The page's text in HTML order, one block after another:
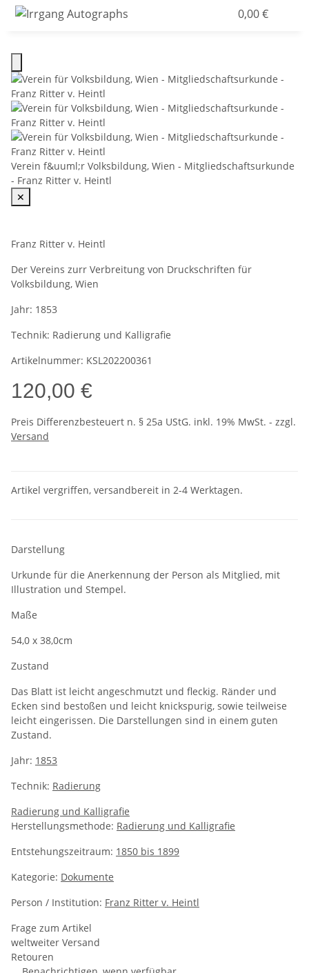
0,00 €
Verein f&uuml;r Volksbildung, Wien - Mitgliedschaftsurkunde
- Franz Ritter v. Heintl
✕
Franz Ritter v. Heintl
Der Vereins zurr Verbreitung von Druckschriften für
Volksbildung, Wien
Jahr: 1853
Technik: Radierung und Kalligrafie
Artikelnummer: KSL202200361
120,00 €
Preis Differenzbesteuert n. § 25a UStG. inkl. 19% MwSt. - zzgl.
Versand
Artikel vergriffen, versandbereit in 2-4 Werktagen.
Darstellung
Urkunde für die Anerkennung der Person als Mitglied, mit
Illustration und Stempel.
Maße
54,0 x 38,0cm
Zustand
Das Blatt ist leicht angeschmutzt und fleckig. Ränder und
Ecken sind bestoßen und leicht knickspurig, sowie teilweise
leicht eingerissen. Die Darstellungen sind in einem guten
Zustand.
Jahr: 1853
Technik: Radierung
Radierung und Kalligrafie
Herstellungsmethode: Radierung und Kalligrafie
Entstehungszeitraum: 1850 bis 1899
Kategorie: Dokumente
Person / Institution: Franz Ritter v. Heintl
Frage zum Artikel
weltweiter Versand
Retouren